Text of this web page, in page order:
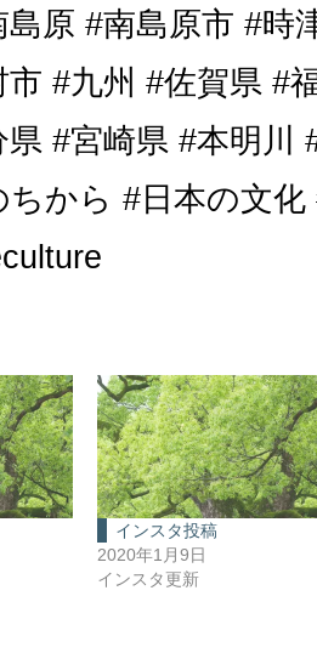
原 #南島原市 #時
市 #九州 #佐賀県 #
#宮崎県 #本明川
ちから #日本の文化
インスタ投稿
2020年1月9日
インスタ更新